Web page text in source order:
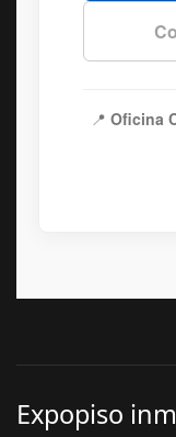
📍 Oficina
Expopiso